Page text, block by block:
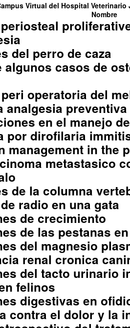
Virtual del Hospital Veterinario
Nombre
del perro de caza
algunos casos de
operatoria del
analgesia
en el manejo
por dirofilaria
management in the
metastasico
de la columna
radio en una gata
de crecimiento
de las pestanas
del magnesio
renal cronica
del tacto urinario
felinos
digestivas en
contra el dolor y la